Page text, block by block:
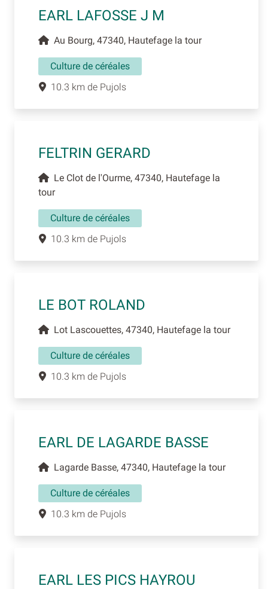
EARL LAFOSSE J M
Au Bourg, 47340, Hautefage la tour
Culture de céréales
10.3 km de Pujols
FELTRIN GERARD
Le Clot de l'Ourme, 47340, Hautefage la
tour
Culture de céréales
10.3 km de Pujols
LE BOT ROLAND
Lot Lascouettes, 47340, Hautefage la tour
Culture de céréales
10.3 km de Pujols
EARL DE LAGARDE BASSE
Lagarde Basse, 47340, Hautefage la tour
Culture de céréales
10.3 km de Pujols
EARL LES PICS HAYROU